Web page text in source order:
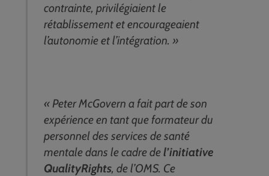
contrainte, privilégiaient le
rétablissement et encourageaient
l’autonomie et l’intégration. »
« Peter McGovern a fait part de son
expérience en tant que formateur du
personnel des services de santé
mentale dans le cadre del’initiative
QualityRights, de l’OMS. Ce